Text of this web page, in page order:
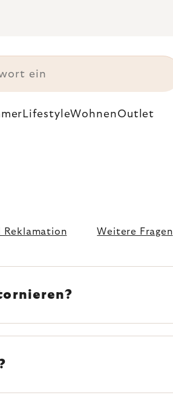
LifestyleWohnenOutlet
Reklamation Weitere Fragen